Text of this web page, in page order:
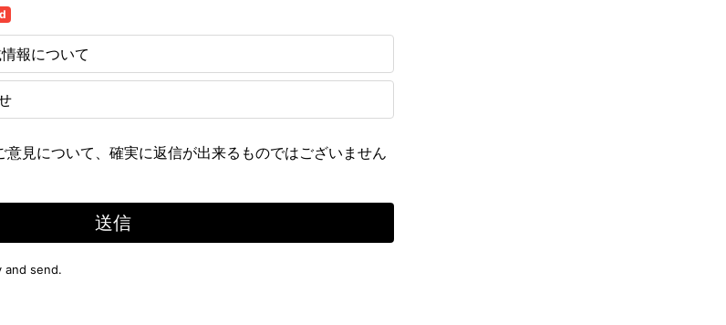
報について
意見について、確実に返信が出来るものではございません
送信
and send.